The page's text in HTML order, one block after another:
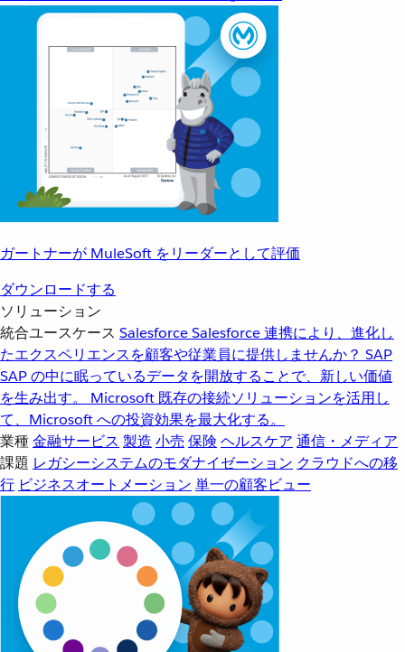
ガートナーが MuleSoft をリーダーとして評価
ダウンロードする
ソリューション
統合ユースケース SalesforceSalesforce 連携により、進化し
たエクスペリエンスを顧客や従業員に提供しませんか？ SAP
SAP の中に眠っているデータを開放することで、新しい価値
を生み出す。
Microsoft 既存の接続ソリューションを活用し
て、Microsoft への投資効果を最大化する。
業種金融サービス 製造 小売 保険 ヘルスケア 通信・メディア
課題 レガシーシステムのモダナイゼーション クラウドへの移
行 ビジネスオートメーション 単一の顧客ビュー